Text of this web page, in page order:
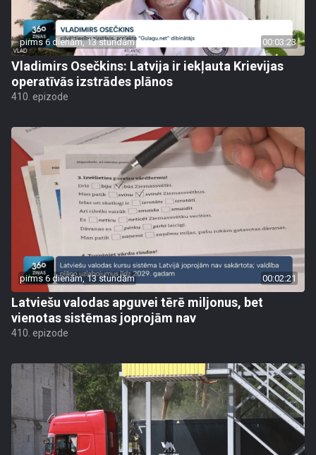
pirms 6 dienām, 13 stundām 00:03:23
Vladimirs Osečkins: Latvija ir iekļauta Krievijas
operatīvās izstrādes plānos
410. epizode
pirms 6 dienām, 13 stundām 00:02:21
Latviešu valodas apguvei tērē miljonus, bet
vienotas sistēmas joprojām nav
410. epizode